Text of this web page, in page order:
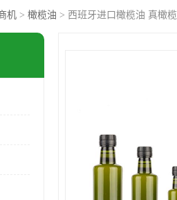
机 > 橄榄油 > 西班牙进口橄榄油 真橄